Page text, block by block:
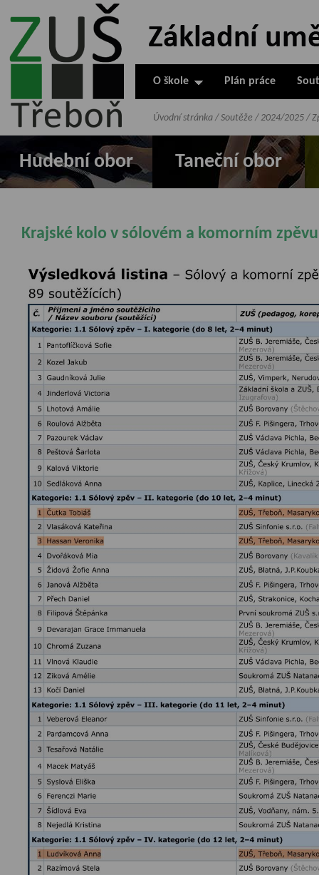
ZUŠ Třeboň -
Základní
umělecká škola
O škole Plán práce
Hudební obor Taneční obor
Úvodní stránka / Soutěže / 2024/2025 /
Krajské kolo v sólovém a komorním zpěvu